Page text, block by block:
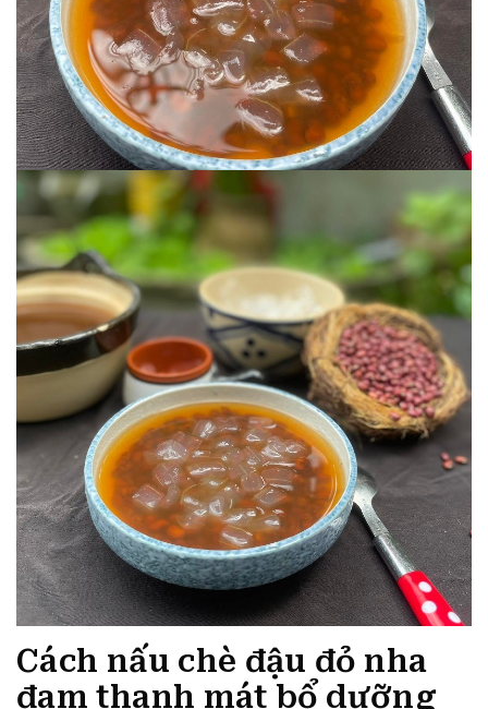
Cách nấu chè đậu đỏ nha
đam thanh mát bổ dưỡng